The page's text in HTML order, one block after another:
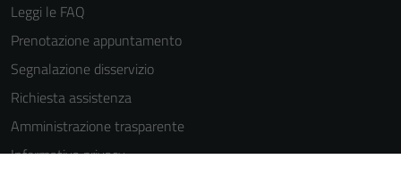
Leggi le FAQ
Prenotazione appuntamento
Segnalazione disservizio
Richiesta assistenza
Amministrazione trasparente
Informativa privacy